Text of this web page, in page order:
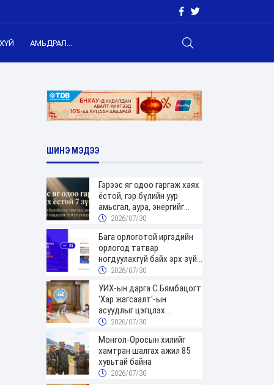
АМЬДРАЛ...
ШИНЭ МЭДЭЭ
Гэрээс яг одоо гаргаж хаях
ёстой, гэр бүлийн уур
амьсгал, аура, энергийг
хордуулдаг 7 зүйл
2026/07/30
Бага орлоготой иргэдийн
орлогод татвар
ногдуулахгүй байх эрх зүйн
орчныг бүрдүүллээ
2026/07/30
УИХ-ын дарга С.Бямбацогт
'Хар жагсаалт'-ын
асуудлыг цэгцлэх
чиглэлээр Монголбанкны
хугацаатай үүрэг өглөө
2026/07/30
Монгол-Оросын хилийг
хамтран шалгах ажил 85
хувьтай байна
2026/07/30